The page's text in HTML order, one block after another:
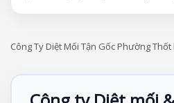
Công Ty Diệt Mối Tận Gốc Phường